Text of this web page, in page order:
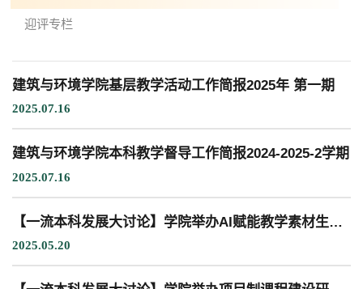
本科教育 研究生教育 继续教育
科研概况 学术动态 科研平台 科研办事流程
迎评专栏
建筑与环境学院基层教学活动工作简报2025年 第一期
2025.07.16
建筑与环境学院本科教学督导工作简报2024-2025-2学期
2025.07.16
【一流本科发展大讨论】学院举办AI赋能教学素材生成讲座
2025.05.20